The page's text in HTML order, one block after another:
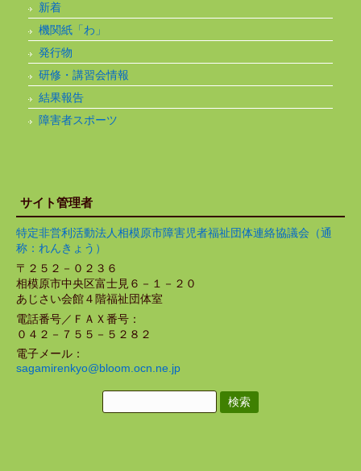
新着
機関紙「わ」
発行物
研修・講習会情報
結果報告
障害者スポーツ
サイト管理者
特定非営利活動法人相模原市障害児者福祉団体連絡協議会（通
称：れんきょう）
〒２５２－０２３６
相模原市中央区富士見６－１－２０
あじさい会館４階福祉団体室
電話番号／ＦＡＸ番号：
０４２－７５５－５２８２
電子メール：
sagamirenkyo@bloom.ocn.ne.jp
検
索: